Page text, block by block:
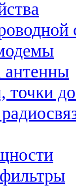
точки